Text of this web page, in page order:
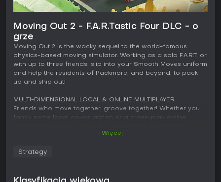
Moving Out 2 - F.A.R.Tastic Four DLC - o
grze
Moving Out 2 is the wacky sequel to the world-famous
physics-based moving simulator. Working as a solo F.A.R.T, or
with up to three friends, slip into your Smooth Moves uniform
and help the residents of Packmore, and beyond, to pack
up and ship out!
MULTI-DIMENSIONAL LOCAL & ONLINE MULTIPLAYER
Friends who move together, groove together! Whether you
fancy some local co-op action or a cross-play online
NEW ADVENTURE
challenges and chaotic, rib-tickling action.
+Więcej
Strategy